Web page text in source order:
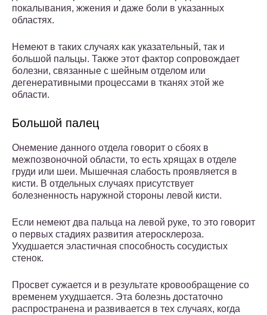
покалывания, жжения и даже боли в указанных
областях.
Немеют в таких случаях как указательный, так и
большой пальцы. Также этот фактор сопровождает
болезни, связанные с шейным отделом или
дегенеративными процессами в тканях этой же
области.
Большой палец
Онемение данного отдела говорит о сбоях в
межпозвоночной области, то есть хрящах в отделе
груди или шеи. Мышечная слабость проявляется в
кисти. В отдельных случаях присутствует
болезненность наружной стороны левой кисти.
Если немеют два пальца на левой руке, то это говорит
о первых стадиях развития атеросклероза.
Ухудшается эластичная способность сосудистых
стенок.
Просвет сужается и в результате кровообращение со
временем ухудшается. Эта болезнь достаточно
распространена и развивается в тех случаях, когда